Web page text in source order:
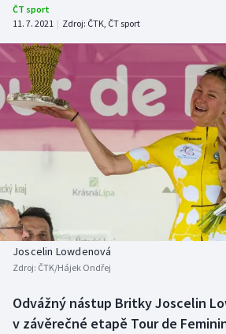
Americký fotbal
Baseball a softbal
Basketbal
Biatlon
Boby a skeleton
Box
Curling
Florbal
NEPŘEHLÉDNĚTE
Soutěže
Historické návraty
Aplikace ČT sport
ČT sport
11. 7. 2021 | Zdroj: ČTK, ČT sport
Joscelin Lowdenová
Zdroj: ČTK/Hájek Ondřej
Odvážný nástup Britky Joscelin
v závěrečné etapě Tour de